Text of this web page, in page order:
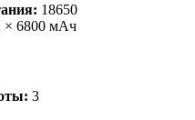
18650
× 6800 мАч
3